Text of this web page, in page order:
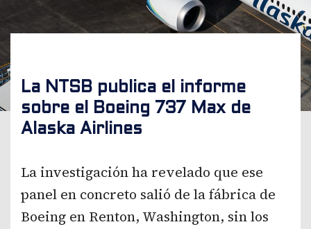
La NTSB publica el informe
sobre el Boeing 737 Max de
Alaska Airlines
La investigación ha revelado que ese
panel en concreto salió de la fábrica de
Boeing en Renton, Washington, sin los